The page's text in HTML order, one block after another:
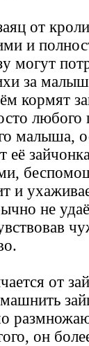
от
и
могут
за
кормят
малыша,
её
и
не
от
он